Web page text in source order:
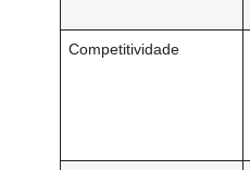
Competitividade